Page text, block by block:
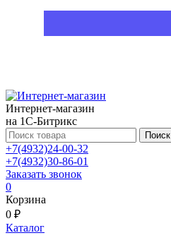
Интернет-магазин
на 1С-Битрикс
Поиск
+7(4932)24-00-32
+7(4932)30-86-01
Заказать звонок
0
Корзина
0 ₽
Каталог